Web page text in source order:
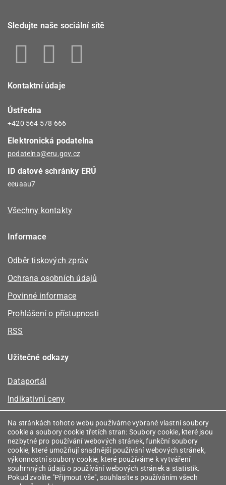
Sledujte naše sociální sítě
Kontaktní údaje
Ústředna
+420 564 578 666
Elektronická podatelna
podatelna@eru.gov.cz
ID datové schránky ERÚ
eeuaau7
Všechny kontakty
Informace
Odběr tiskových zpráv
Ochrana osobních údajů
Povinné informace
Prohlášení o přístupnosti
RSS
Užitečné odkazy
Dataportál
Indikativní ceny
Registr energetických společenství
Registr zprostředkovatelů
Srovnávače
Na stránkách tohoto webu používáme vybrané vlastní soubory
cookie a soubory cookie třetích stran: Soubory cookie, které jsou
nezbytné pro používání webových stránek, funkční soubory
cookie, které umožňují snadnější používání webových stránek,
výkonnostní soubory cookie, které používáme k vytváření
souhrnných údajů o používání webových stránek a statistik.
Pokud zvolíte "Přijmout vše", souhlasíte s používáním všech